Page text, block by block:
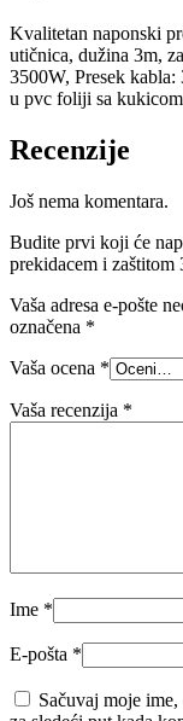
Kvalitetan naponski
utičnica, dužina 3m,
3500W, Presek
u pvc foliji sa
Recenzije
Još nema komentara.
Budite prvi koji će
prekidacem i
Vaša adresa e-pošte
označena *
Vaša ocena *
Vaša recenzija *
Ime *
E-pošta *
Sačuvaj moje